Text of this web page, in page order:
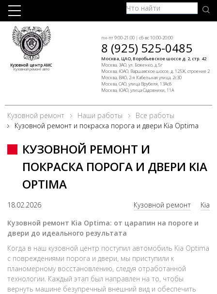
Кузовной центр АМС
Кузовной ремонт авто
пн-пт 9:00-21:00 | сб-вс 10:00-20:00
8 (925) 525-0485
Москва, ЦАО, Воробьевское шоссе д. 2, стр. 42
Москва, ЗАО, ул. Боженко, д.5г
Москва, ЮАО, Варшавское шоссе, д. 125Ж, строение 2
Москва, ВАО, 2-я Кабельная улица, 2с30
Москва, САО, улица Врубеля, 13Ас8
Москва, ЮАО, улица Садовники, 11А
Кузовной ремонт Наши работы
Все работы
Кузовной ремонт и покраска порога и двери Kia Optima
КУЗОВНОЙ РЕМОНТ И
ПОКРАСКА ПОРОГА И ДВЕРИ KIA
OPTIMA
18.02.2026 Кузовной ремонт
Kia
Кузовной ремонт Kia Optima: от царапин на пороге и
двери до идеального результата
Когда в наш кузовной центр поступил автомобиль Kia Optima
с повреждениями порога и двери, мы приступили к
планомерному восстановлению, следуя отработанной
технологии. Каждый этап был направлен на то, чтобы
вернуть машине безупречный внешний вид и обеспечить